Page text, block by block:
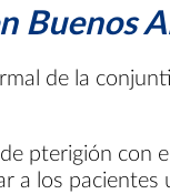
Buenos
de la
pterigión con
a los